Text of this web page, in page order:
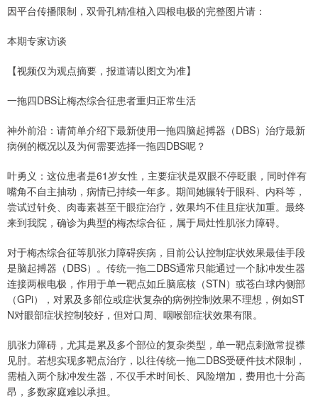
因平台传播限制，双骨孔精准植入四根电极的完整图片请：
本期专家访谈
【视频仅为观点摘要，报道请以图文为准】
一拖四DBS让梅杰综合征患者重归正常生活
神外前沿：请简单介绍下最新使用一拖四脑起搏器（DBS）治疗最新
病例的概况以及为何需要选择一拖四DBS呢？
叶勇义：这位患者是61岁女性，主要症状是双眼不停眨眼，同时伴有
嘴角不自主抽动，病情已持续一年多。期间她辗转于眼科、内科等，
尝试过针灸、肉毒素甚至干眼症治疗，效果均不佳且症状加重。最终
来到我院，确诊为典型的梅杰综合征，属于局灶性肌张力障碍。
对于梅杰综合征等肌张力障碍疾病，目前公认控制症状效果最佳手段
是脑起搏器（DBS）。传统一拖二DBS通常只能通过一个脉冲发生器
连接两根电极，作用于单一靶点如丘脑底核（STN）或苍白球内侧部
（GPi），对累及多部位或症状复杂的病例控制效果不理想，例如ST
N对眼部症状控制较好，但对口周、咽喉部症状效果有限。
肌张力障碍，尤其是累及多个部位的复杂类型，单一靶点刺激常捉襟
见肘。若想实现多靶点治疗，以往传统一拖二DBS受硬件技术限制，
需植入两个脉冲发生器，不仅手术时间长、风险增加，费用也十分高
昂，多数家庭难以承担。